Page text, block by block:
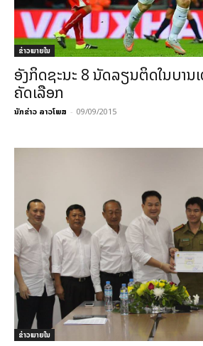
ຂ່າວພາຍ​ໃນ
ອັງກິດຊະນະ 8 ນັດລຽນຕິດໃນບານ
ຄັດເລືອກ
ນັກຂ່າວ ລາວໂພສ - 09/09/2015
ຂ່າວພາຍ​ໃນ